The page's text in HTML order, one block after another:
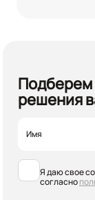
Подберем
решения
Я даю свое
согласно